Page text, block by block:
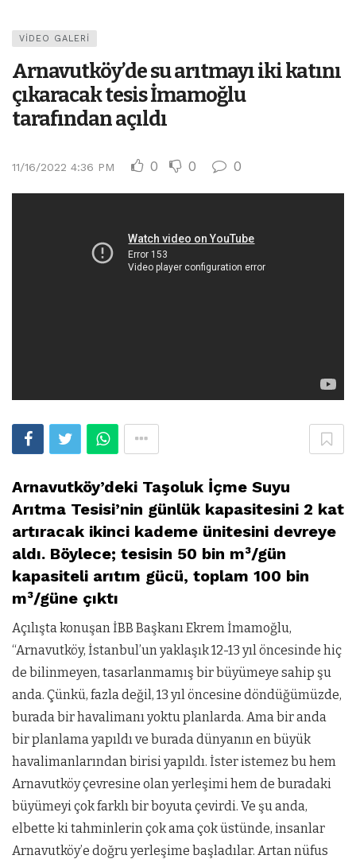
VIDEO GALERI
Arnavutköy’de su arıtmayı iki katını
çıkaracak tesis İmamoğlu
tarafından açıldı
11/16/2022 4:36 PM 0 0 0
Arnavutköy’deki Taşoluk İçme Suyu
Arıtma Tesisi’nin günlük kapasitesini 2 kat
artıracak ikinci kademe ünitesini devreye
aldı. Böylece; tesisin 50 bin m³/gün
kapasiteli arıtım gücü, toplam 100 bin
m³/güne çıktı
Açılışta konuşan İBB Başkanı Ekrem İmamoğlu,
“Arnavutköy, İstanbul’un yaklaşık 12-13 yıl öncesinde hiç
de bilinmeyen, tasarlanmamış bir büyümeye sahip şu
anda. Çünkü, fazla değil, 13 yıl öncesine döndüğümüzde,
burada bir havalimanı yoktu planlarda. Ama bir anda
bir planlama yapıldı ve burada dünyanın en büyük
havalimanlarından birisi yapıldı. İster istemez bu hem
Arnavutköy çevresine olan yerleşimi hem de buradaki
büyümeyi çok farklı bir boyuta çevirdi. Ve şu anda,
elbette ki tahminlerin çok ama çok üstünde, insanlar
Arnavutköy’e doğru yerleşime başladılar. Artan nüfus